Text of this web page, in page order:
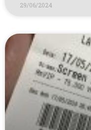
29/06/2024